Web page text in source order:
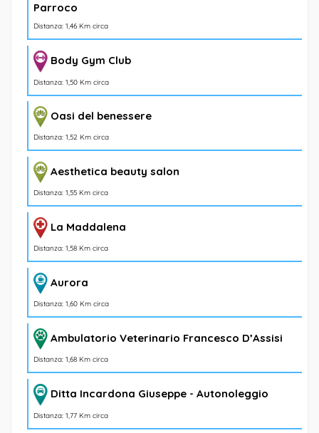
Parroco
Distanza: 1,46 Km circa
Body Gym Club
Distanza: 1,50 Km circa
Oasi del benessere
Distanza: 1,52 Km circa
Aesthetica beauty salon
Distanza: 1,55 Km circa
La Maddalena
Distanza: 1,58 Km circa
Aurora
Distanza: 1,60 Km circa
Ambulatorio Veterinario Francesco D’Assisi
Distanza: 1,68 Km circa
Ditta Incardona Giuseppe - Autonoleggio
Distanza: 1,77 Km circa